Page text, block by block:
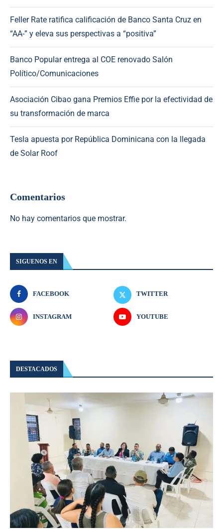
Feller Rate ratifica calificación de Banco Santa Cruz en
“AA-” y eleva sus perspectivas a “positiva”
Banco Popular entrega al COE renovado Salón
Político/Comunicaciones
Asociación Cibao gana Premios Effie por la efectividad de
su transformación de marca
Tesla apuesta por República Dominicana con la llegada
de Solar Roof
Comentarios
No hay comentarios que mostrar.
SIGUENOS EN
FACEBOOK TWITTER
INSTAGRAM YOUTUBE
DESTACADOS